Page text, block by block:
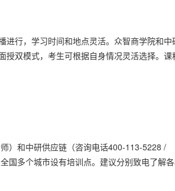
进行，学习时间和地点灵活。众智商学院和中
授双模式，考生可根据自身情况灵活选择。课
）和中研供应链（咨询电话400-113-5228 /
国多个城市设有培训点。建议分别致电了解